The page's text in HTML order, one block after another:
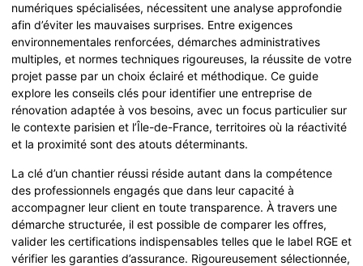
numériques spécialisées, nécessitent une analyse approfondie
afin d’éviter les mauvaises surprises. Entre exigences
environnementales renforcées, démarches administratives
multiples, et normes techniques rigoureuses, la réussite de votre
projet passe par un choix éclairé et méthodique. Ce guide
explore les conseils clés pour identifier une entreprise de
rénovation adaptée à vos besoins, avec un focus particulier sur
le contexte parisien et l’Île-de-France, territoires où la réactivité
et la proximité sont des atouts déterminants.
La clé d’un chantier réussi réside autant dans la compétence
des professionnels engagés que dans leur capacité à
accompagner leur client en toute transparence. À travers une
démarche structurée, il est possible de comparer les offres,
valider les certifications indispensables telles que le label RGE et
vérifier les garanties d’assurance. Rigoureusement sélectionnée,